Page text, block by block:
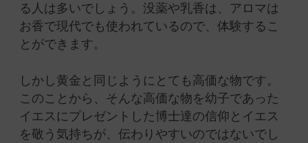
る人は多いでしょう。没薬や乳香は、アロマは
お香で現代でも使われているので、体験するこ
とができます。
しかし黄金と同じようにとても高価な物です。
このことから、そんな高価な物を幼子であった
イエスにプレゼントした博士達の信仰とイエス
を敬う気持ちが、伝わりやすいのではないでし